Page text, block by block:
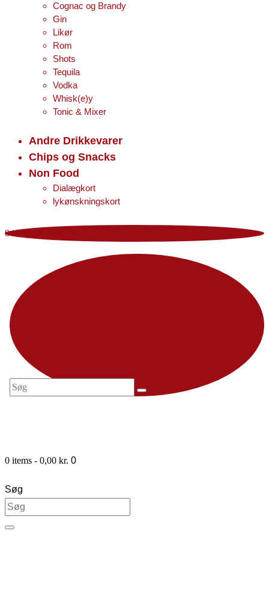
Cognac og Brandy
Gin
Likør
Rom
Shots
Tequila
Vodka
Whisk(e)y
Tonic & Mixer
Andre Drikkevarer
Chips og Snacks
Non Food
Dialægkort
lykønskningskort
0 items
0 items - 0,00 kr. 0
Søg